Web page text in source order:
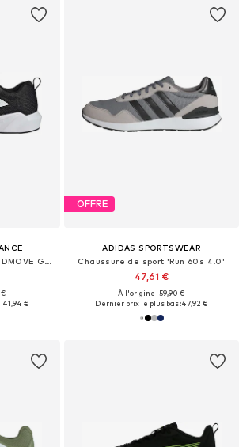
Chaussure de sport 'RAPIDMOVE GO'
41,94 €
OFFRE
ADIDAS SPORTSWEAR
Chaussure de sport 'Run 60s 4.0'
47,61 €
À l'origine : 59,90 €
Dernier prix le plus bas :47,92 €